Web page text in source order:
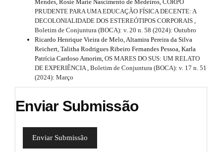
Mendes, Rosie Marie Nascimento de Medeiros, CORPO
PRUDENTE PARA UMA EDUCAÇÃO FÍSICA DECENTE: A
DECOLONIALIDADE DOS ESTEREÓTIPOS CORPORAIS
Boletim de Conjuntura (BOCA): v. 20 n. 58 (2024): Outubro
Ricardo Henrique Vieira de Melo, Altamira Pereira da Silva
Reichert, Talitha Rodrigues Ribeiro Fernandes Pessoa, Karla
Patrícia Cardoso Amorim, OS MARES DO SUS: UM RELATO
DE EXPERIÊNCIA Boletim de Conjuntura (BOCA): v. 17 n. 51
(2024): Março
Enviar Submissão
Enviar Submissão